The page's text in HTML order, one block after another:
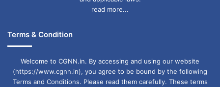
मामले के संबंध में न्यायाधीश के भाईके संपर्क में थे। क्योंकि
2019 को दोनों आरोपियों को जमानत दी गई तो न्यायाधीश
के भाई को मुख्य सचिव के पद से हटा दिया गया और 1 नवंबर
2019 को योजना आयोग के उपाध्यक्ष के रूप में नियुक्त
read more...
Terms & Condition
Welcome to CGNN.in. By accessing and using our website
(https://www.cgnn.in), you agree to be bound by the following
Terms and Conditions. Please read them carefully. These terms